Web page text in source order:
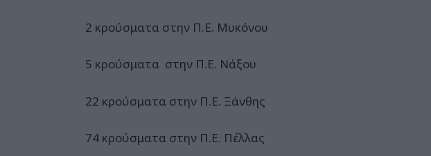
2 κρούσματα στην Π.Ε. Μυκόνου
5 κρούσματα στην Π.Ε. Νάξου
22 κρούσματα στην Π.Ε. Ξάνθης
74 κρούσματα στην Π.Ε. Πέλλας